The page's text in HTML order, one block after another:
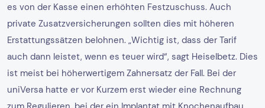
es von der Kasse einen erhöhten Festzuschuss. Auch
private Zusatzversicherungen sollten dies mit höheren
Erstattungssätzen belohnen. „Wichtig ist, dass der Tarif
auch dann leistet, wenn es teuer wird“, sagt Heiselbetz. Dies
ist meist bei höherwertigem Zahnersatz der Fall. Bei der
uniVersa hatte er vor Kurzem erst wieder eine Rechnung